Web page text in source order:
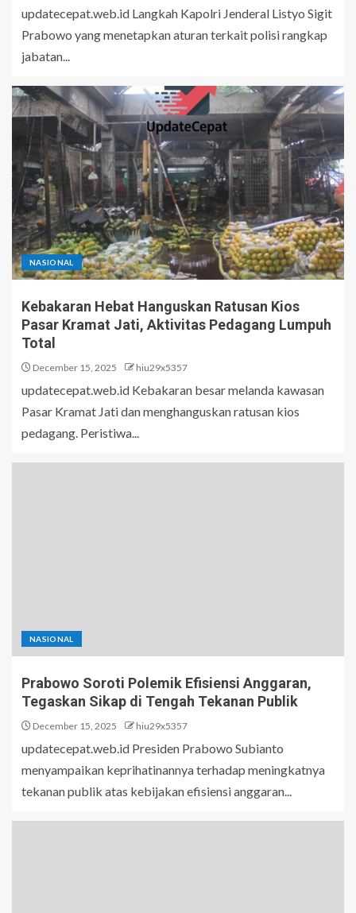
updatecepat.web.id Langkah Kapolri Jenderal Listyo Sigit
Prabowo yang menetapkan aturan terkait polisi rangkap
jabatan...
NASIONAL
Kebakaran Hebat Hanguskan Ratusan Kios
Pasar Kramat Jati, Aktivitas Pedagang Lumpuh
Total
December 15, 2025 hiu29x5357
updatecepat.web.id Kebakaran besar melanda kawasan
Pasar Kramat Jati dan menghanguskan ratusan kios
pedagang. Peristiwa...
NASIONAL
Prabowo Soroti Polemik Efisiensi Anggaran,
Tegaskan Sikap di Tengah Tekanan Publik
December 15, 2025 hiu29x5357
updatecepat.web.id Presiden Prabowo Subianto
menyampaikan keprihatinannya terhadap meningkatnya
tekanan publik atas kebijakan efisiensi anggaran...